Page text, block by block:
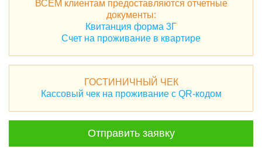
ВСЕМ клиентам предоставляются отчетные
документы:
Квитанция форма 3Г
Счет на проживание в квартире
ГОСТИНИЧНЫЙ ЧЕК
Кассовый чек на проживание с QR-кодом
Отправить заявку